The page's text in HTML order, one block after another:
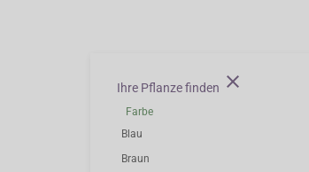
Ihre Pflanze finden close
Farbe
Blau
Braun